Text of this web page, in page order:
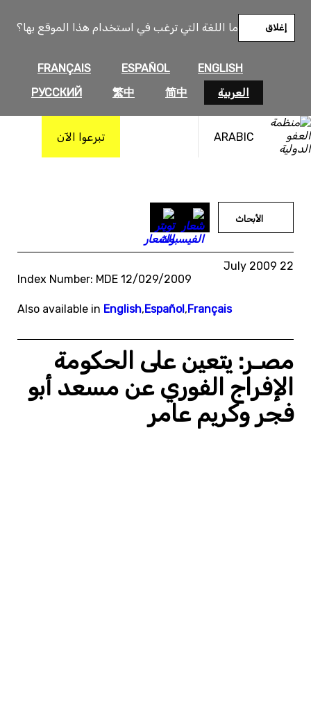
ما اللغة التي ترغب في استخدام هذا الموقع بها؟
ENGLISH
ESPAÑOL
FRANÇAIS
العربية
简中
繁中
РУССКИЙ
إغلاق
ARABIC تبرعوا الآن
المحتوى
الأبحاث
22 July 2009
Index Number: MDE 12/029/2009
Also available in English,Español,Français
مصـر: يتعين على الحكومة
الإفراج الفوري عن مسعد أبو
فجر وكريم عامر